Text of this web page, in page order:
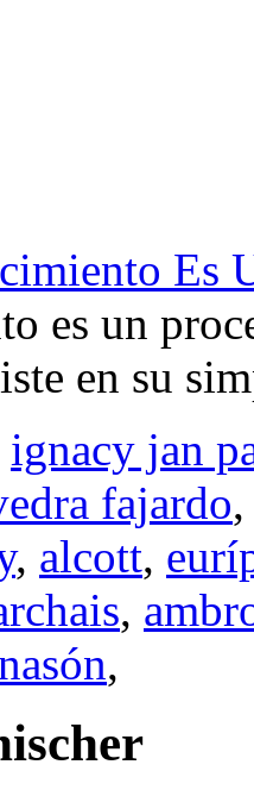
Es
es un
en su
ignacy jan
fajardo
, alcott,
,
,